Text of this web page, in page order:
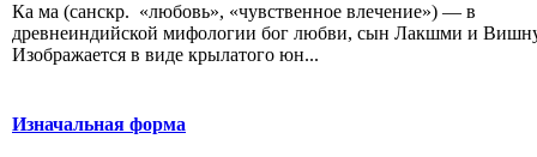
Ка ма (санскр. «любовь», «чувственное влечение») — в
древнеиндийской мифологии бог любви, сын Лакшми и
Изображается в виде крылатого юн...
Изначальная форма